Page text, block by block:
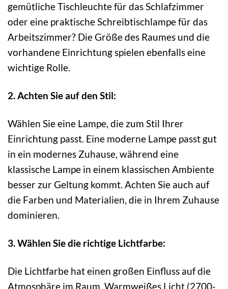
gemütliche Tischleuchte für das Schlafzimmer
oder eine praktische Schreibtischlampe für das
Arbeitszimmer? Die Größe des Raumes und die
vorhandene Einrichtung spielen ebenfalls eine
wichtige Rolle.
2. Achten Sie auf den Stil:
Wählen Sie eine Lampe, die zum Stil Ihrer
Einrichtung passt. Eine moderne Lampe passt gut
in ein modernes Zuhause, während eine
klassische Lampe in einem klassischen Ambiente
besser zur Geltung kommt. Achten Sie auch auf
die Farben und Materialien, die in Ihrem Zuhause
dominieren.
3. Wählen Sie die richtige Lichtfarbe:
Die Lichtfarbe hat einen großen Einfluss auf die
Atmosphäre im Raum. Warmweißes Licht (2700-